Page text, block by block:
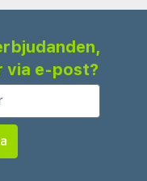
via e-post?